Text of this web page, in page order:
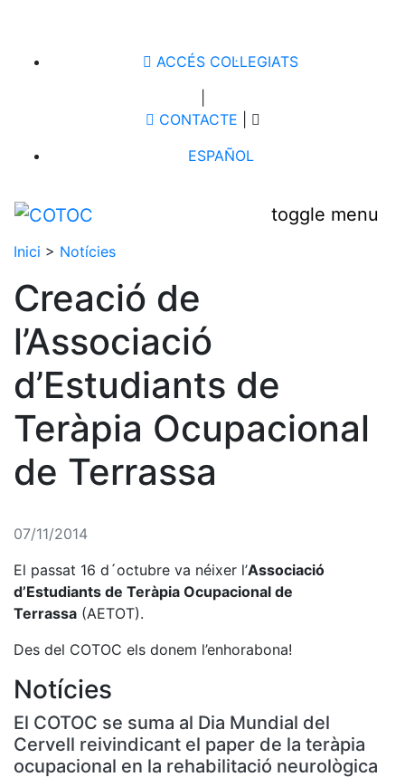
ACCÉS COL·LEGIATS
CONTACTE
ESPAÑOL
toggle menu
Inici > Notícies
Creació de
l’Associació
d’Estudiants de
Teràpia Ocupacional
de Terrassa
07/11/2014
El passat 16 d´octubre va néixer l’Associació
d’Estudiants de Teràpia Ocupacional de
Terrassa (AETOT).
Des del COTOC els donem l’enhorabona!
Notícies
El COTOC se suma al Dia Mundial del
Cervell reivindicant el paper de la teràpia
ocupacional en la rehabilitació neurològica